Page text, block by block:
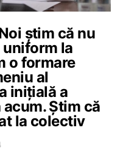
știm că nu
uniform la
o formare
al
inițială a
Știm că
la colectiv